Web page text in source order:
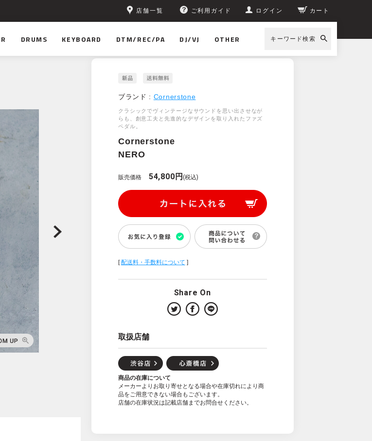
店舗一覧 ご利用ガイド ログイン カート
DRUMS KEYBOARD DTM/REC/PA DJ/VJ OTHER キーワード検索
ブランド : Cornerstone
クラシックでヴィンテージなサウンドを思い出させなが
らも、創意工夫と先進的なデザインを取り入れたファズ
ペダル。
Cornerstone
NERO
販売価格 54,800円(税込)
[配送料・手数料について ]
Share On
取扱店舗
商品の在庫について
メーカーよりお取り寄せとなる場合や在庫切れにより商
品をご用意できない場合もございます。
店舗の在庫状況は記載店舗までお問合せください。